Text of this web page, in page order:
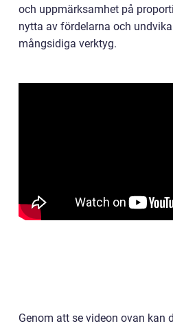
och uppmärksamhet på
nytta av fördelarna och
mångsidiga verktyg.
Genom att se videon ovan kan